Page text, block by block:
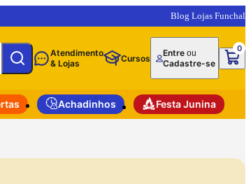
Blog Lojas Funchal
Atendimento
& Lojas
Cursos Entreou
Cadastre-se
0
Achadinhos Festa Junina